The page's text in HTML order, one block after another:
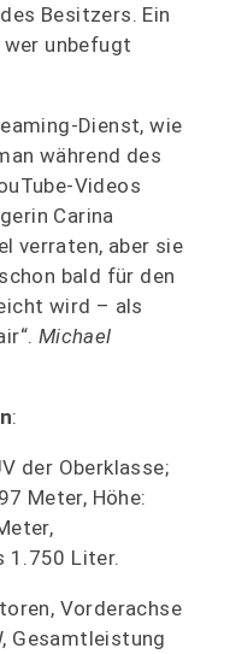
Besitzers. Ein
wer unbefugt
Dienst, wie
während des
Videos
Carina
verraten, aber sie
bald für den
wird – als
Michael
:
der Oberklasse;
Meter, Höhe:
1.750 Liter.
Vorderachse
Gesamtleistung